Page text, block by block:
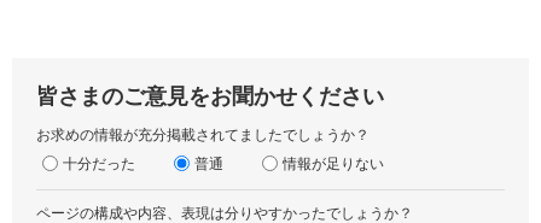
皆さまのご意見をお聞かせください
お求めの情報が充分掲載されてましたでしょうか？
十分だった
普通 情報が足りない
ページの構成や内容、表現は分りやすかったでしょうか？